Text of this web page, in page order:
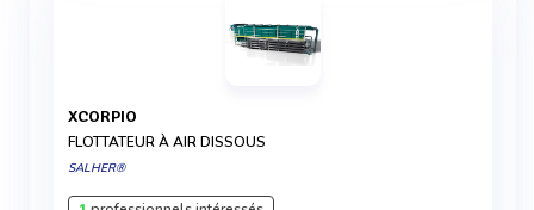
XCORPIO
FLOTTATEUR À AIR DISSOUS
SALHER®